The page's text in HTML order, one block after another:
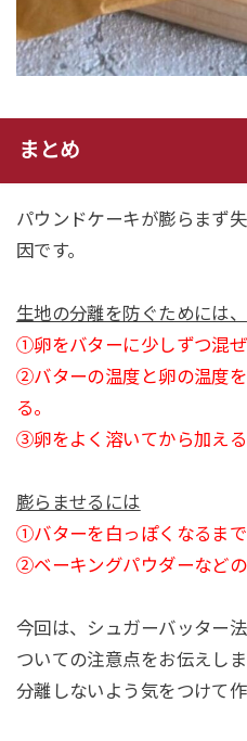
まとめ
パウンドケーキが膨らまず
因です。
生地の分離を防ぐためには、
①卵をバターに少しずつ混ぜ
②バターの温度と卵の温度を
る。
③卵をよく溶いてから加える
膨らませるには
①バターを白っぽくなるまで
②ベーキングパウダーなどの
今回は、シュガーバッター
ついての注意点をお伝えしま
分離しないよう気をつけて